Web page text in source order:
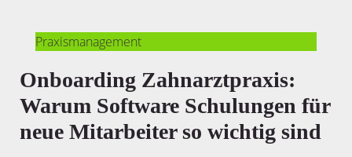
Praxismanagement
Onboarding Zahnarztpraxis:
Warum Software Schulungen für
neue Mitarbeiter so wichtig sind